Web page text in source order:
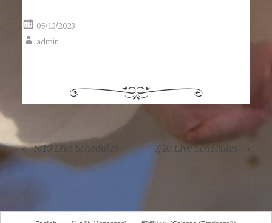
05/10/2023
admin
Post navigation
←5/10 Live Schedules 7/10 Live Schedules →